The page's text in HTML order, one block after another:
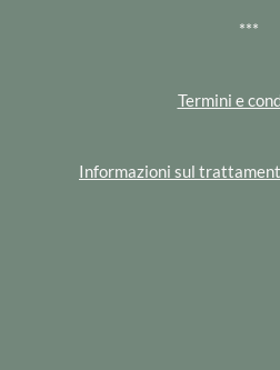
***
Termini e
Informazioni sul